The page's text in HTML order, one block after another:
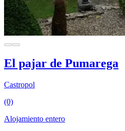
El pajar de Pumarega
Castropol
(0)
Alojamiento entero